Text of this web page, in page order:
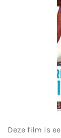
Deze film is